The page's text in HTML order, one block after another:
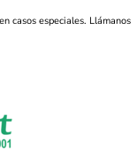
casos especiales. Llámanos